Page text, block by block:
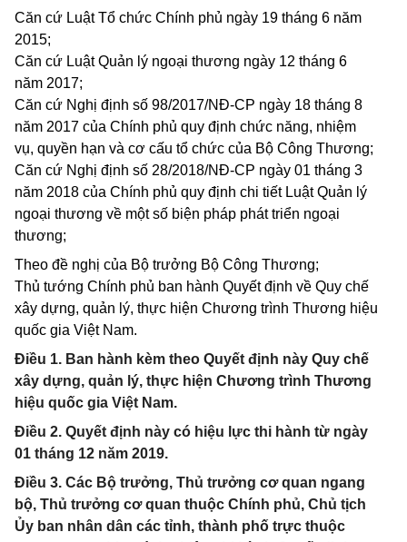
Căn cứ Luật Tổ chức Chính phủ ngày 19 tháng 6 năm
2015;
Căn cứ Luật Quản lý ngoại thương ngày 12 tháng 6
năm 2017;
Căn cứ Nghị định số 98/2017/NĐ-CP ngày 18 tháng 8
năm 2017 của Chính phủ quy định chức năng, nhiệm
vụ, quyền hạn và cơ cấu tổ chức của Bộ Công Thương;
Căn cứ Nghị định số 28/2018/NĐ-CP ngày 01 tháng 3
năm 2018 của Chính phủ quy định chi tiết Luật Quản lý
ngoại thương về một số biện pháp phát triển ngoại
thương;
Theo đề nghị của Bộ trưởng Bộ Công Thương;
Thủ tướng Chính phủ ban hành Quyết định về Quy chế
xây dựng, quản lý, thực hiện Chương trình Thương hiệu
quốc gia Việt Nam.
Điều 1. Ban hành kèm theo Quyết định này Quy chế
xây dựng, quản lý, thực hiện Chương trình Thương
hiệu quốc gia Việt Nam.
Điều 2. Quyết định này có hiệu lực thi hành từ ngày
01 tháng 12 năm 2019.
Điều 3. Các Bộ trưởng, Thủ trưởng cơ quan ngang
bộ, Thủ trưởng cơ quan thuộc Chính phủ, Chủ tịch
Ủy ban nhân dân các tỉnh, thành phố trực thuộc